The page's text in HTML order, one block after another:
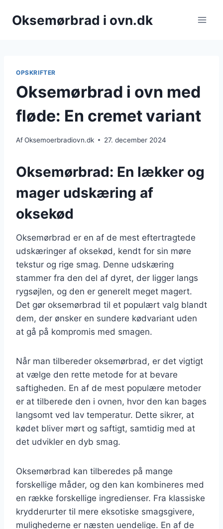
Oksemørbrad i ovn.dk
OPSKRIFTER
Oksemørbrad i ovn med
fløde: En cremet variant
AfOksemoerbradiovn.dk 27. december 2024
Oksemørbrad: En lækker og
mager udskæring af
oksekød
Oksemørbrad er en af de mest eftertragtede
udskæringer af oksekød, kendt for sin møre
tekstur og rige smag. Denne udskæring
stammer fra den del af dyret, der ligger langs
rygsøjlen, og den er generelt meget magert.
Det gør oksemørbrad til et populært valg blandt
dem, der ønsker en sundere kødvariant uden
at gå på kompromis med smagen.
Når man tilbereder oksemørbrad, er det vigtigt
at vælge den rette metode for at bevare
saftigheden. En af de mest populære metoder
er at tilberede den i ovnen, hvor den kan bages
langsomt ved lav temperatur. Dette sikrer, at
kødet bliver mørt og saftigt, samtidig med at
det udvikler en dyb smag.
Oksemørbrad kan tilberedes på mange
forskellige måder, og den kan kombineres med
en række forskellige ingredienser. Fra klassiske
krydderurter til mere eksotiske smagsgivere,
mulighederne er næsten uendelige. En af de